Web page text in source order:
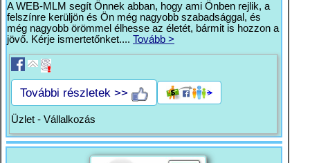
A WEB-MLM segít Önnek abban, hogy ami Önben rejlik, a
felszínre kerüljön és Ön még nagyobb szabadsággal, és
még nagyobb örömmel élhesse az életét, bármit is hozzon a
jövő. Kérje ismertetőnket.... Tovább >
További részletek >>
Üzlet - Vállalkozás